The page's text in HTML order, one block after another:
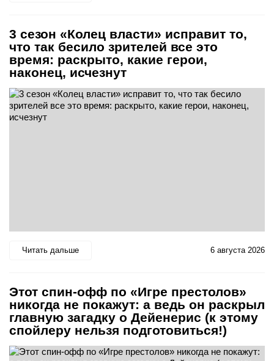
3 сезон «Колец власти» исправит то,
что так бесило зрителей все это
время: раскрыто, какие герои,
наконец, исчезнут
Читать дальше 6 августа 2026
Этот спин-офф по «Игре престолов»
никогда не покажут: а ведь он раскрыл
главную загадку о Дейенерис (к этому
спойлеру нельзя подготовиться!)